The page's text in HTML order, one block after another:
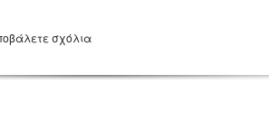
σχόλια